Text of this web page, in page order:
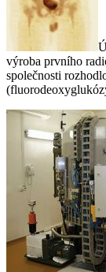
výroba prvního
společnosti